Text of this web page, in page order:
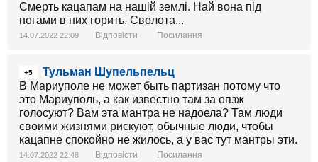
Смерть кацапам на нашій землі. Най вона під
ногами в них горить. Сволота...
14.07.2022 22:09 Відповісти Посилання
+5
Тульман Шупельпельц
В Мариуполе не может быть партизан потому что
это Мариуполь, а как известно там за опзж
голосуют? Вам эта мантра не надоела? Там люди
своими жизнями рискуют, обычные люди, чтобы
кацапне спокойно не жилось, а у вас тут мантры эти.
14.07.2022 22:48 Відповісти Посилання